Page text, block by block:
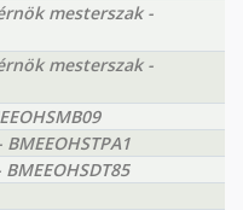
mesterszak -
mesterszak -